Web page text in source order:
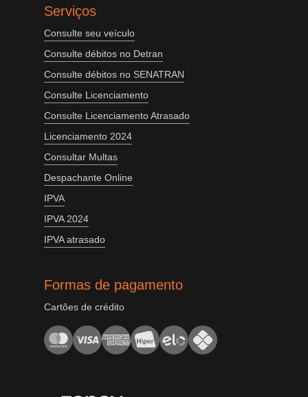
Serviços
Consulte seu veículo
Consulte débitos no Detran
Consulte débitos no SENATRAN
Consulte Licenciamento
Consulte Licenciamento Atrasado
Licenciamento 2024
Consultar Multas
Despachante Online
IPVA
IPVA 2024
IPVA atrasado
Formas de pagamento
Cartões de crédito